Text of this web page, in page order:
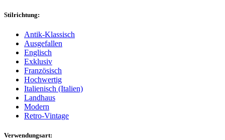
Stilrichtung:
Antik-Klassisch
Ausgefallen
Englisch
Exklusiv
Französisch
Hochwertig
Italienisch (Italien)
Landhaus
Modern
Retro-Vintage
Verwendungsart: